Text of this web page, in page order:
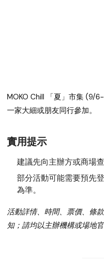
MOKO Chill 「夏」市集 (9/
一家大細或朋友同行參加。
實用提示
建議先向主辦方或商場
部分活動可能需要預先
為準。
活動詳情、時間、票價、條
知；請均以主辦機構或場地官